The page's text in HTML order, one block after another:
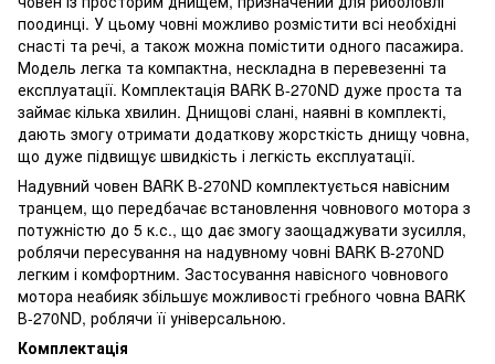
поодинці. У цьому човні можливо розмістити всі необхідні
снасті та речі, а також можна помістити одного пасажира.
Модель легка та компактна, нескладна в перевезенні та
експлуатації. Комплектація BARK В-270ND дуже проста та
займає кілька хвилин. Днищові слані, наявні в комплекті,
дають змогу отримати додаткову жорсткість днищу човна,
що дуже підвищує швидкість і легкість експлуатації.
Надувний човен BARK В-270ND комплектується навісним
транцем, що передбачає встановлення човнового мотора з
потужністю до 5 к.с., що дає змогу заощаджувати зусилля,
роблячи пересування на надувному човні BARK B-270ND
легким і комфортним. Застосування навісного човнового
мотора неабияк збільшує можливості гребного човна BARK
В-270ND, роблячи її універсальною.
Комплектація